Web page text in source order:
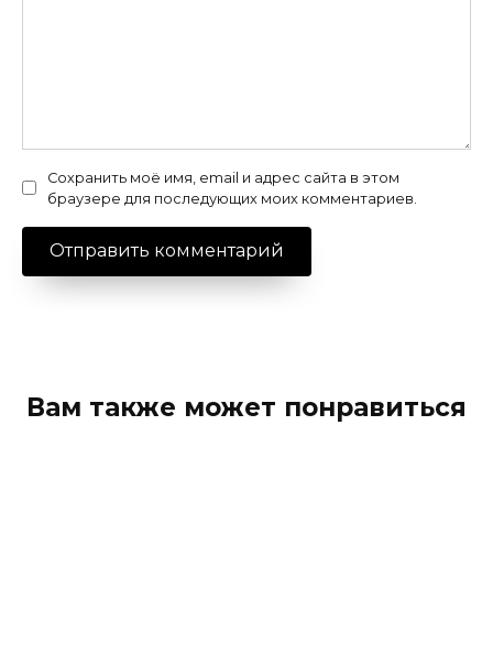
Сохранить моё имя, email и адрес сайта в этом
браузере для последующих моих комментариев.
Вам также может понравиться